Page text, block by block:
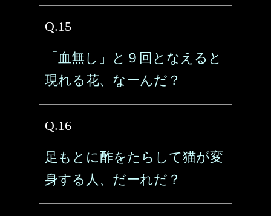
Q.15
「血無し」と９回となえると
現れる花、なーんだ？
Q.16
足もとに酢をたらして猫が変
身する人、だーれだ？